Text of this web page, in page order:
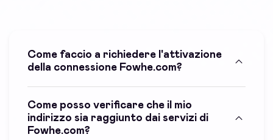
Come faccio a richiedere l'attivazione
della connessione Fowhe.com?
Come posso verificare che il mio
indirizzo sia raggiunto dai servizi di
Fowhe.com?